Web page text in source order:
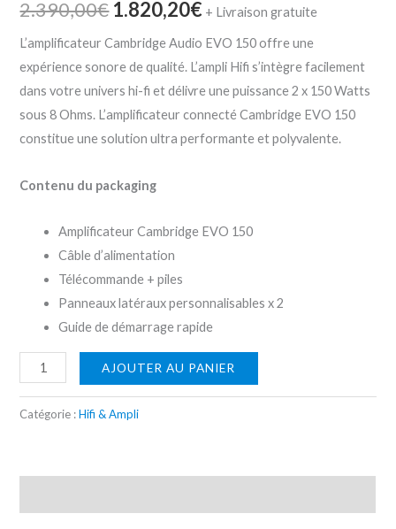
2.390,00€ 1.820,20€ + Livraison gratuite
L’amplificateur Cambridge Audio EVO 150 offre une
expérience sonore de qualité. L’ampli Hifi s’intègre facilement
dans votre univers hi-fi et délivre une puissance 2 x 150 Watts
sous 8 Ohms. L’amplificateur connecté Cambridge EVO 150
constitue une solution ultra performante et polyvalente.
Contenu du packaging
Amplificateur Cambridge EVO 150
Câble d’alimentation
Télécommande + piles
Panneaux latéraux personnalisables x 2
Guide de démarrage rapide
AJOUTER AU PANIER
Catégorie :Hifi & Ampli